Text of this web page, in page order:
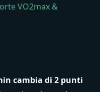
VO2max &
cambia di 2 punti